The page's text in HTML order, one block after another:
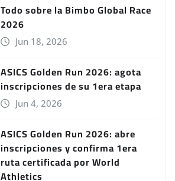
Todo sobre la Bimbo Global Race
2026
Jun 18, 2026
ASICS Golden Run 2026: agota
inscripciones de su 1era etapa
Jun 4, 2026
ASICS Golden Run 2026: abre
inscripciones y confirma 1era
ruta certificada por World
Athletics